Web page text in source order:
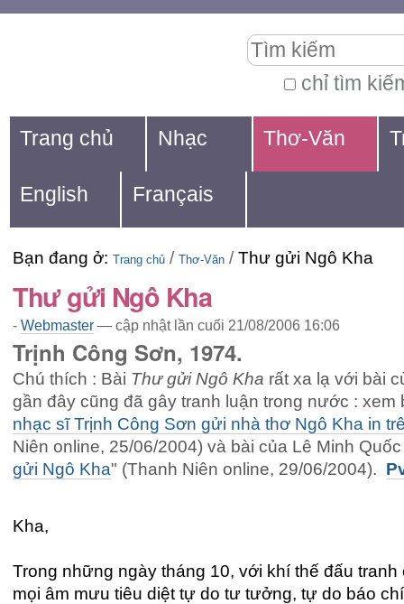
dung.
đến
mục
định
hướng
cá
nhân
chỉ tìm
kiếm
Navigation
Trang chủ Nhạc Thơ-Văn
English Français
Bạn đang ở: Trang chủ / Thơ-Văn / Thư gửi Ngô Kha
Thư gửi Ngô Kha
- Webmaster — cập nhật lần cuối 21/08/2006 16:06
Trịnh Công Sơn, 1974.
Chú thích : Bài Thư gửi Ngô Kha rất xa lạ với bài
gần đây cũng đã gây tranh luận trong nước : xem
nhạc sĩ Trịnh Công Sơn gửi nhà thơ Ngô Kha in
Niên online, 25/06/2004) và bài của Lê Minh Quốc
gửi Ngô Kha" (Thanh Niên online, 29/06/2004).
Kha,
Trong những ngày tháng 10, với khí thế đấu
mọi âm mưu tiêu diệt tự do tư tưởng, tự do báo